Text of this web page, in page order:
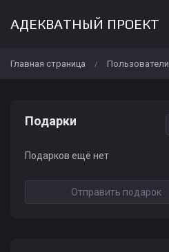
АДЕКВАТНЫЙ ПРОЕКТ
Главная страница / Пользователи
Подарки
Подарков ещё нет
Отправить подарок